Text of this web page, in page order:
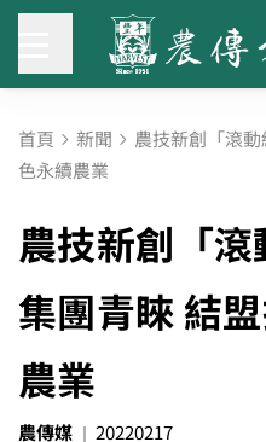
首頁 新聞 農技新創「滾
色永續農業
農技新創「
集團青睞 結
農業